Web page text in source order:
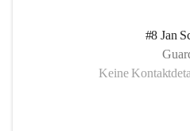
#8 Jan
Keine